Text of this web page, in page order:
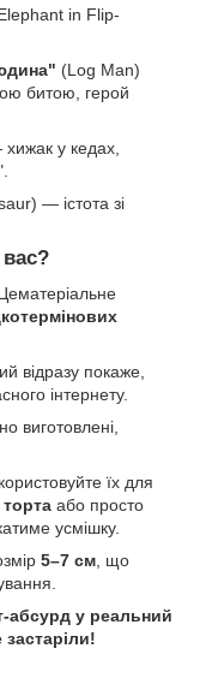
in Flip-
(Log Man)
битою, герой
у кедах,
— істота зі
відразу покаже,
інтернету.
виготовлені,
їх для
або просто
усмішку.
5–7 см, що
абсурд у реальний